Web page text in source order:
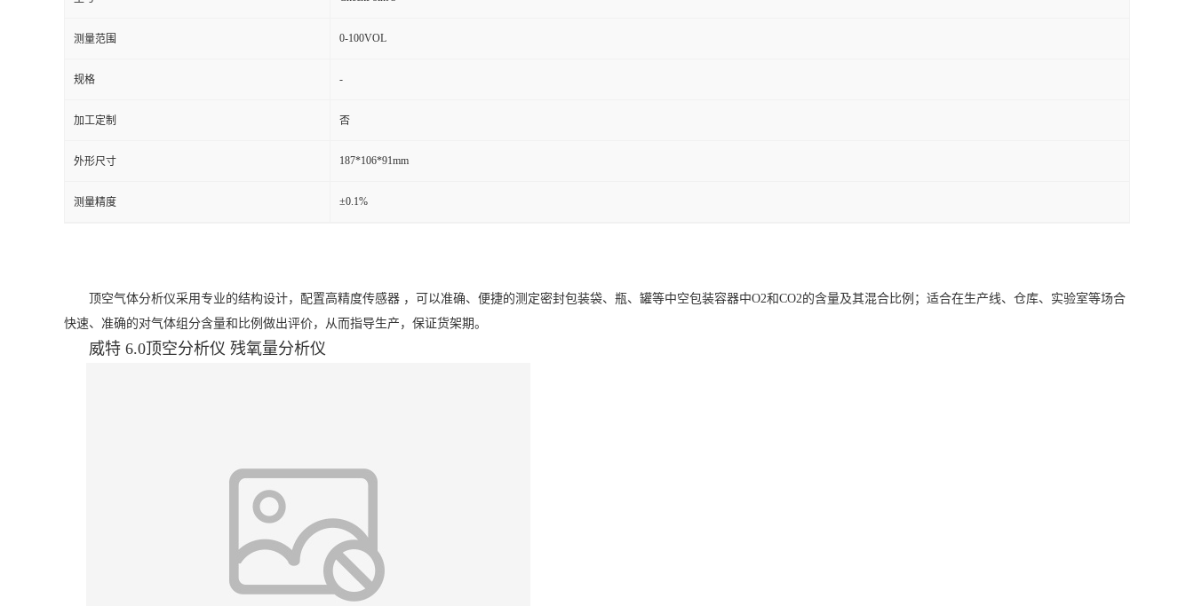
测量范围 0-100VOL
规格 -
加工定制 否
外形尺寸 187*106*91mm
测量精度 ±0.1%
顶空气体分析仪采用专业的结构设计，配置高精度传感器 ，可以准确、便捷的测定密封包装袋、瓶、罐等中空包装容器中O2和CO2的含量及其混合比例；适合在生产线、仓库、实验室等场合
快速、准确的对气体组分含量和比例做出评价，从而指导生产，保证货架期。
威特 6.0顶空分析仪 残氧量分析仪